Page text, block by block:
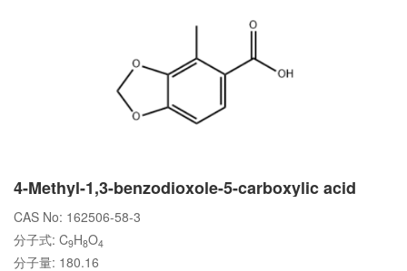
4-Methyl-1,3-benzodioxole-5-carboxylic acid
CAS No: 162506-58-3
分子式: C9H8O4
分子量: 180.16